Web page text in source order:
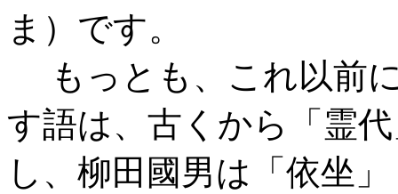
ま）です。
もっとも、これ以前
す語は、古くから「霊
し、柳田國男は「依坐